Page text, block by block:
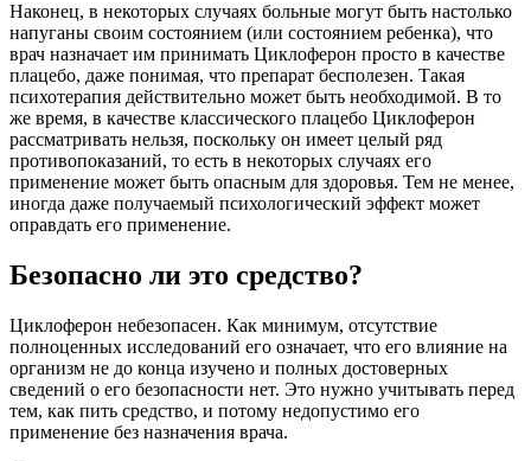
Наконец, в некоторых случаях больные могут быть настолько
напуганы своим состоянием (или состоянием ребенка), что
врач назначает им принимать Циклоферон просто в качестве
плацебо, даже понимая, что препарат бесполезен. Такая
психотерапия действительно может быть необходимой. В то
же время, в качестве классического плацебо Циклоферон
рассматривать нельзя, поскольку он имеет целый ряд
противопоказаний, то есть в некоторых случаях его
применение может быть опасным для здоровья. Тем не менее,
иногда даже получаемый психологический эффект может
оправдать его применение.
Безопасно ли это средство?
Циклоферон небезопасен. Как минимум, отсутствие
полноценных исследований его означает, что его влияние на
организм не до конца изучено и полных достоверных
сведений о его безопасности нет. Это нужно учитывать перед
тем, как пить средство, и потому недопустимо его
применение без назначения врача.